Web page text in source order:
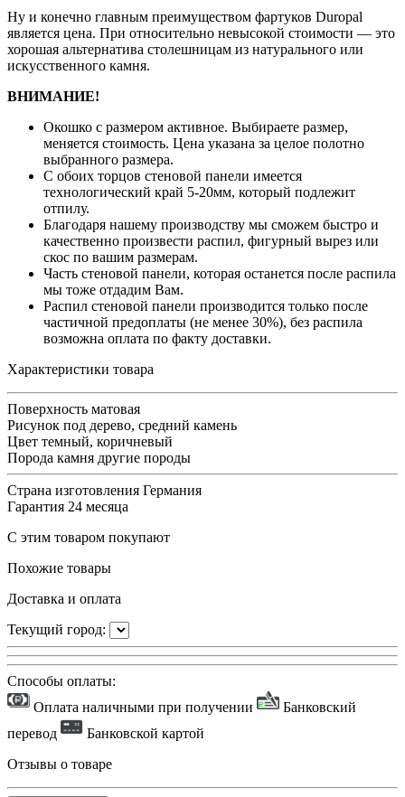
Ну и конечно главным преимуществом фартуков Duropal
является цена. При относительно невысокой стоимости — это
хорошая альтернатива столешницам из натурального или
искусственного камня.
ВНИМАНИЕ!
Окошко с размером активное. Выбираете размер,
меняется стоимость. Цена указана за целое полотно
выбранного размера.
С обоих торцов стеновой панели имеется
технологический край 5-20мм, который подлежит
отпилу.
Благодаря нашему производству мы сможем быстро и
качественно произвести распил, фигурный вырез или
скос по вашим размерам.
Часть стеновой панели, которая останется после распила
мы тоже отдадим Вам.
Распил стеновой панели производится только после
частичной предоплаты (не менее 30%), без распила
возможна оплата по факту доставки.
Характеристики товара
Поверхность матовая
Рисунок под дерево, средний камень
Цвет темный, коричневый
Порода камня другие породы
Страна изготовления Германия
Гарантия 24 месяца
С этим товаром покупают
Похожие товары
Доставка и оплата
Текущий город:
Способы оплаты:
Оплата наличными при получении
Банковский
перевод
Банковской картой
Отзывы о товаре